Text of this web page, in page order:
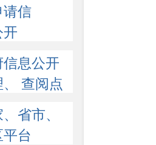
信
息公开
查阅点
省市、
台